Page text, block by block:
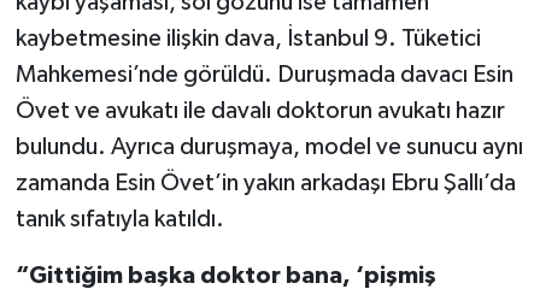
kaybetmesine ilişkin dava, İstanbul 9. Tüketici
Mahkemesi’nde görüldü. Duruşmada davacı Esin
Övet ve avukatı ile davalı doktorun avukatı hazır
bulundu. Ayrıca duruşmaya, model ve sunucu aynı
zamanda Esin Övet’in yakın arkadaşı Ebru Şallı’da
tanık sıfatıyla katıldı.
“Gittiğim başka doktor bana, ‘pişmiş
Yeme-İçme